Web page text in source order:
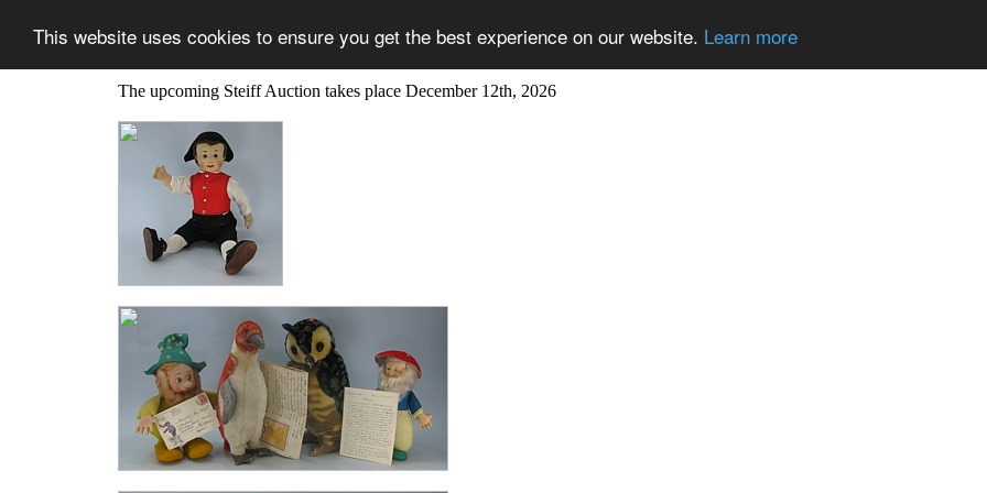
This website uses cookies to ensure you get the best experience on our website. Learn more
The upcoming Steiff Auction takes place December 12th, 2026